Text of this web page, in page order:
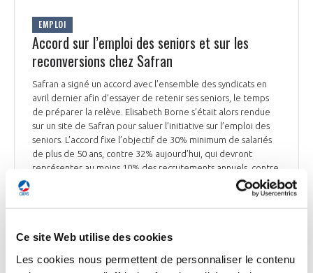
Ce site Web utilise des cookies
Les cookies nous permettent de personnaliser le contenu
EMPLOI
Accord sur l’emploi des seniors et sur les
reconversions chez Safran
Safran a signé un accord avec l’ensemble des syndicats en
avril dernier afin d’essayer de retenir ses seniors, le temps
de préparer la relève. Elisabeth Borne s’était alors rendue
sur un site de Safran pour saluer l’initiative sur l’emploi des
seniors. L’accord fixe l’objectif de 30% minimum de salariés
de plus de 50 ans, contre 32% aujourd’hui, qui devront
représenter au moins 10% des recrutements annuels, contre
8,7% ces 3 dernières années. Le texte s’attaque à plusieurs
freins au maintien dans l’emploi, et prévoit notamment une
décroissance progressive de l’activité à partir de 60 ou 61
plus longtemps, il faut que les entreprises acceptent de
Dubois, DRH chez Safran. Le deuxième grand chantier est